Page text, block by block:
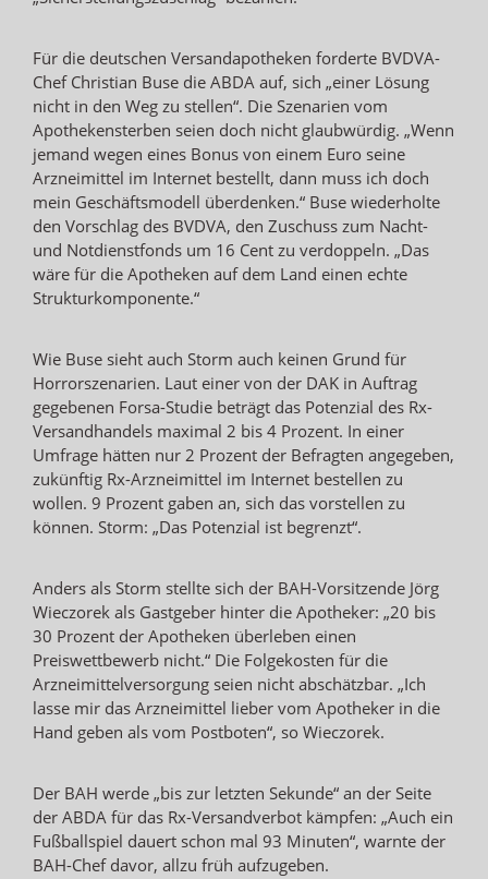
Für die deutschen Versandapotheken forderte BVDVA-
Chef Christian Buse die ABDA auf, sich „einer Lösung
nicht in den Weg zu stellen“. Die Szenarien vom
Apothekensterben seien doch nicht glaubwürdig. „Wenn
jemand wegen eines Bonus von einem Euro seine
Arzneimittel im Internet bestellt, dann muss ich doch
mein Geschäftsmodell überdenken.“ Buse wiederholte
den Vorschlag des BVDVA, den Zuschuss zum Nacht-
und Notdienstfonds um 16 Cent zu verdoppeln. „Das
wäre für die Apotheken auf dem Land einen echte
Strukturkomponente.“
Wie Buse sieht auch Storm auch keinen Grund für
Horrorszenarien. Laut einer von der DAK in Auftrag
gegebenen Forsa-Studie beträgt das Potenzial des Rx-
Versandhandels maximal 2 bis 4 Prozent. In einer
Umfrage hätten nur 2 Prozent der Befragten angegeben,
zukünftig Rx-Arzneimittel im Internet bestellen zu
wollen. 9 Prozent gaben an, sich das vorstellen zu
können. Storm: „Das Potenzial ist begrenzt“.
Anders als Storm stellte sich der BAH-Vorsitzende Jörg
Wieczorek als Gastgeber hinter die Apotheker: „20 bis
30 Prozent der Apotheken überleben einen
Preiswettbewerb nicht.“ Die Folgekosten für die
Arzneimittelversorgung seien nicht abschätzbar. „Ich
lasse mir das Arzneimittel lieber vom Apotheker in die
Hand geben als vom Postboten“, so Wieczorek.
Der BAH werde „bis zur letzten Sekunde“ an der Seite
der ABDA für das Rx-Versandverbot kämpfen: „Auch ein
Fußballspiel dauert schon mal 93 Minuten“, warnte der
BAH-Chef davor, allzu früh aufzugeben.